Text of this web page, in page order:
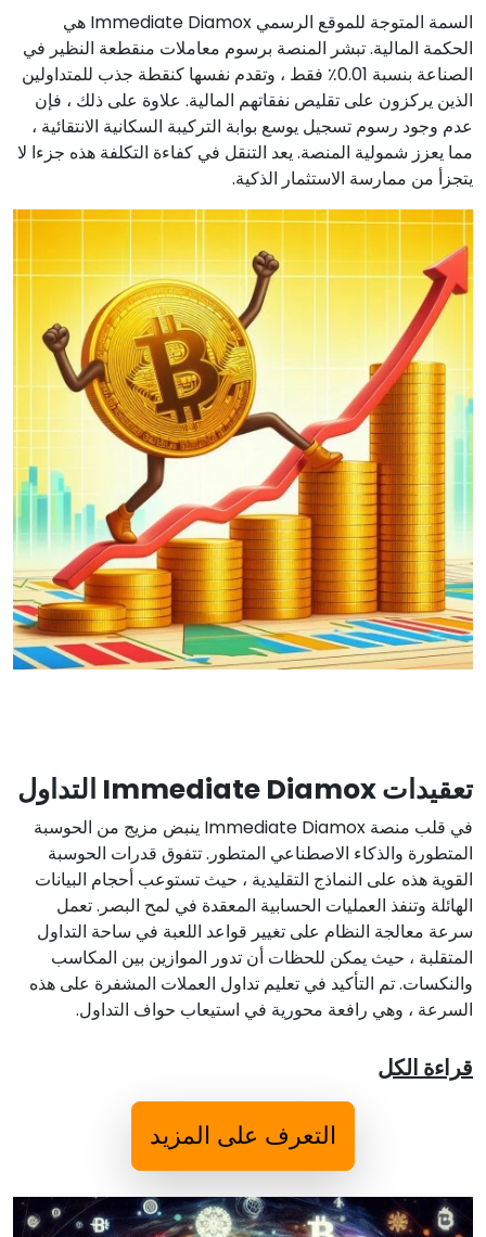
السمة المتوجة للموقع الرسمي Immediate Diamox هي
الحكمة المالية. تبشر المنصة برسوم معاملات منقطعة النظير في
الصناعة بنسبة 0.01٪ فقط ، وتقدم نفسها كنقطة جذب للمتداولين
الذين يركزون على تقليص نفقاتهم المالية. علاوة على ذلك ، فإن
عدم وجود رسوم تسجيل يوسع بوابة التركيبة السكانية الانتقائية ،
مما يعزز شمولية المنصة. يعد التنقل في كفاءة التكلفة هذه جزءا لا
يتجزأ من ممارسة الاستثمار الذكية.
تعقيدات Immediate Diamox التداول
في قلب منصة Immediate Diamox ينبض مزيج من الحوسبة
المتطورة والذكاء الاصطناعي المتطور. تتفوق قدرات الحوسبة
القوية هذه على النماذج التقليدية ، حيث تستوعب أحجام البيانات
الهائلة وتنفذ العمليات الحسابية المعقدة في لمح البصر. تعمل
سرعة معالجة النظام على تغيير قواعد اللعبة في ساحة التداول
المتقلبة ، حيث يمكن للحظات أن تدور الموازين بين المكاسب
والنكسات. تم التأكيد في تعليم تداول العملات المشفرة على هذه
السرعة ، وهي رافعة محورية في استيعاب حواف التداول.
قراءة الكل
التعرف على المزيد